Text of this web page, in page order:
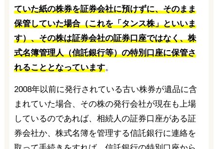
ていた紙の株券を証券会社に預けずに、そのまま
保管していた場合（これを「タンス株」といいま
す）、その株は証券会社の証券口座ではなく、株
式名簿管理人（信託銀行等）の特別口座に保管さ
れることとなっています。
2008年以前に発行されている古い株券が遺品に含
まれていた場合、その株の発行会社が現在も上場
しているのであれば、相続人の証券口座がある証
券会社か、株式名簿を管理する信託銀行に連絡を